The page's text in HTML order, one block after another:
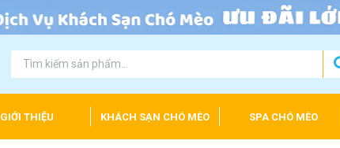
GIỚI THIỆU KHÁCH SẠN CHÓ MÈO SPA CHÓ MÈO